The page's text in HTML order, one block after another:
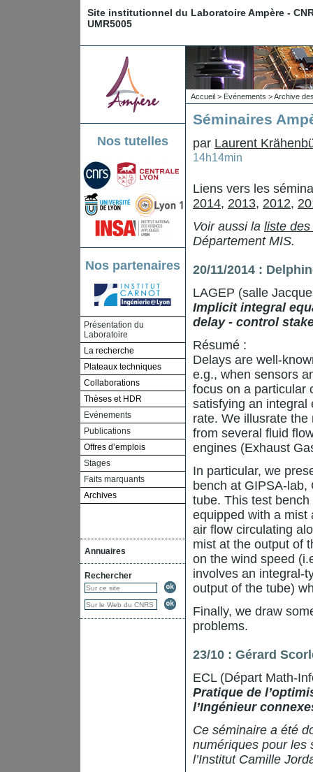
Site institutionnel du Laboratoire Ampère -
UMR5005
Nos tutelles
Nos partenaires
Présentation du
Laboratoire
La recherche
Plateaux techniques
Collaborations
Thèses et HDR
Evénements
Publications
Offres d’emplois
Stages
Faits marquants
Archives
Annuaires
Rechercher
Accueil > Evénements >Archive
Séminaires
par Laurent
14h14min
Liens vers les
2014, 2013, 2012,
Voir aussi la liste des
Département MIS.
20/11/2014 :
LAGEP (salle
Implicit integral
delay - control
Résumé :
Delays are well-
e.g., when sensors
focus on a particular
satisfying an integral
rate. We illusrate
from several fluid
engines (Exhaust
In particular, we
bench at GIPSA-
tube. This test
equipped with a mist
air flow circulating
mist at the output of
on the wind speed
involves an integral-
output of the tube)
Finally, we draw
problems.
23/10 : Gérard
ECL (Départ Math-
Pratique de
l’Ingénieur
Ce séminaire a été
numériques pour les
l’Institut Camille